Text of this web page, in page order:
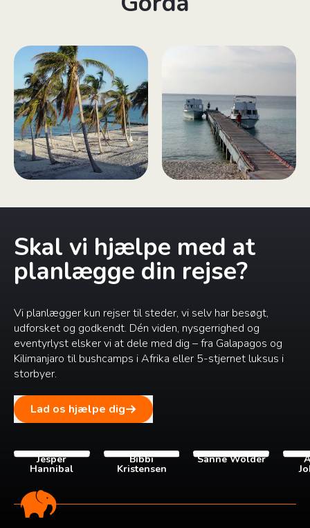
Skal vi hjælpe med at
planlægge din rejse?
Vi planlægger kun rejser til steder, vi selv har besøgt,
udforsket og godkendt. Dén viden, nysgerrighed og
eventyrlyst elsker vi at dele med dig – fra Galapagos og
Kilimanjaro til bushcamps i Afrika eller 5-stjernet luksus i
storbyer.
Lad os hjælpe dig
Jesper
Hannibal
Bibbi
Kristensen
Sanne Wolder